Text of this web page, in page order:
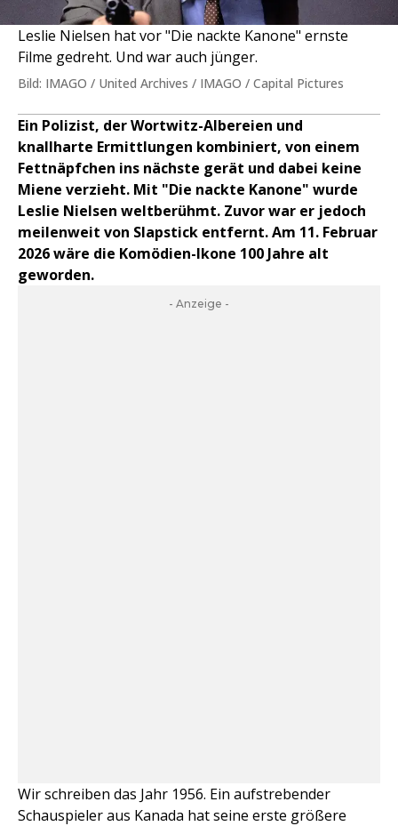
Leslie Nielsen hat vor "Die nackte Kanone" ernste
Filme gedreht. Und war auch jünger.
Bild: IMAGO / United Archives / IMAGO / Capital Pictures
Ein Polizist, der Wortwitz-Albereien und
knallharte Ermittlungen kombiniert, von einem
Fettnäpfchen ins nächste gerät und dabei keine
Miene verzieht. Mit "Die nackte Kanone" wurde
Leslie Nielsen weltberühmt. Zuvor war er jedoch
meilenweit von Slapstick entfernt. Am 11. Februar
2026 wäre die Komödien-Ikone 100 Jahre alt
geworden.
- Anzeige -
Wir schreiben das Jahr 1956. Ein aufstrebender
Schauspieler aus Kanada hat seine erste größere